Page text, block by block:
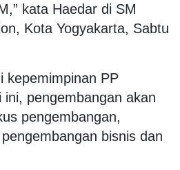
kata Haedar di SM
Kota Yogyakarta, Sabtu
kepemimpinan PP
pengembangan akan
pengembangan,
bisnis dan